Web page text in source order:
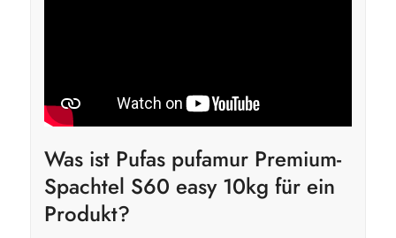
Was ist Pufas pufamur Premium-
Spachtel S60 easy 10kg für ein
Produkt?